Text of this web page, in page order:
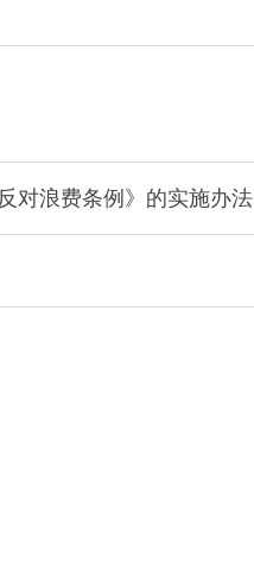
对浪费条例》的实施办法